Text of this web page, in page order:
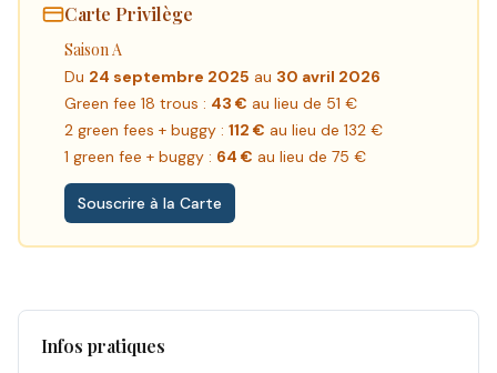
Carte Privilège
Saison A
Du 24 septembre 2025 au 30 avril 2026
Green fee 18 trous : 43 € au lieu de 51 €
2 green fees + buggy : 112 € au lieu de 132 €
1 green fee + buggy : 64 € au lieu de 75 €
Souscrire à la Carte
Infos pratiques